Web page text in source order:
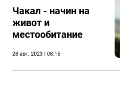
Чакал - начин на
живот и
местообитание
28 авг. 2023 | 08:15